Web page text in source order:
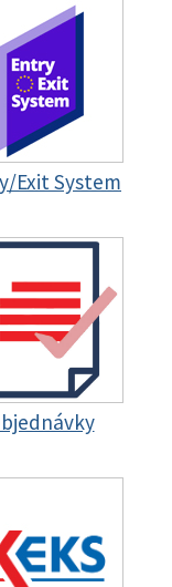
Exit System